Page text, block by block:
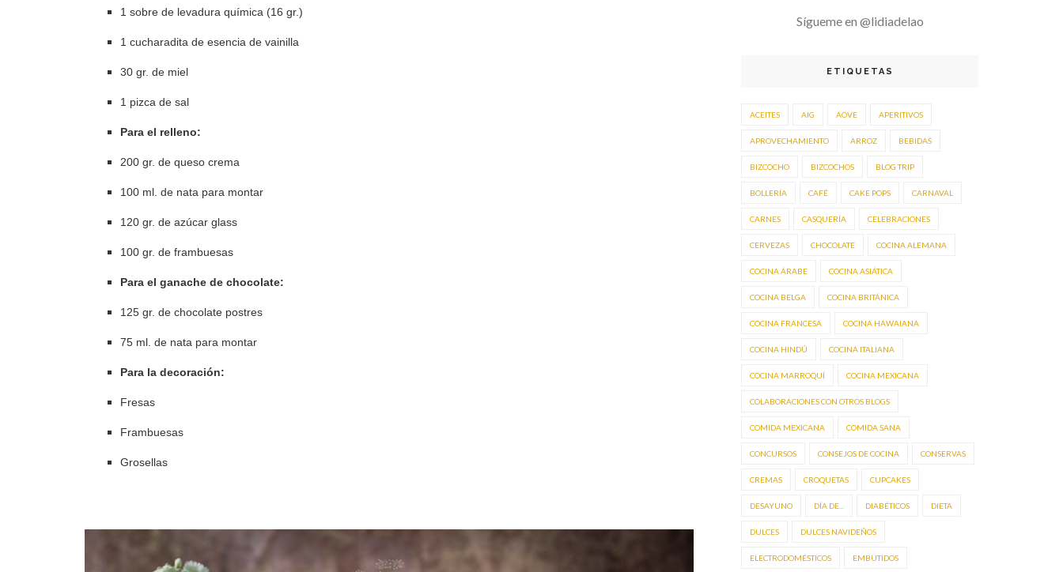
1 sobre de levadura química (16 gr.)
1 cucharadita de esencia de vainilla
30 gr. de miel
1 pizca de sal
Para el relleno:
200 gr. de queso crema
100 ml. de nata para montar
120 gr. de azúcar glass
100 gr. de frambuesas
Para el ganache de chocolate:
125 gr. de chocolate postres
75 ml. de nata para montar
Para la decoración:
Fresas
Frambuesas
Grosellas
Sígueme en @lidiadelao
ETIQUETAS
ACEITES AIG AOVE APERITIVOS
APROVECHAMIENTO ARROZ BEBIDAS
BIZCOCHO BIZCOCHOS BLOG TRIP
BOLLERÍA CAFÉ CAKE POPS CARNAVAL
CARNES CASQUERÍA CELEBRACIONES
CERVEZAS CHOCOLATE COCINA ALEMANA
COCINA ÁRABE COCINA ASIÁTICA
COCINA BELGA COCINA BRITÁNICA
COCINA FRANCESA COCINA HAWAIANA
COCINA HINDÚ COCINA ITALIANA
COCINA MARROQUÍ COCINA MEXICANA
COLABORACIONES CON OTROS BLOGS
COMIDA MEXICANA COMIDA SANA
CONCURSOS CONSEJOS DE COCINA CONSERVAS
CREMAS CROQUETAS CUPCAKES
DESAYUNO DÍA DE... DIABÉTICOS DIETA
DULCES DULCES NAVIDEÑOS
ELECTRODOMÉSTICOS EMBUTIDOS